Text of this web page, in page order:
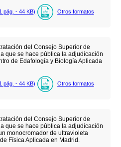
pág. - 44 KB) Otros formatos
del Consejo Superior de
que se hace pública la adjudicación
de Edafología y Biología Aplicada
pág. - 44 KB) Otros formatos
del Consejo Superior de
que se hace pública la adjudicación
monocromador de ultravioleta
Física Aplicada en Madrid.